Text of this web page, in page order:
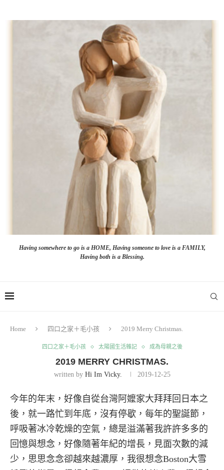
Having somewhere to go is a HOME, Having someone to love is a FAMILY,
Having both is a Blessing.
Home 四口之家＋毛小孩 2019 Merry Christmas.
四口之家＋毛小孩 太陽國生活雜記 成為母親之後
2019 MERRY CHRISTMAS.
written by Hi Im Vicky. 2019-12-25
今年的年末，好像自從台灣阿嬤家大拜拜回日本之
後，就一路忙到年底，沒有停歇，每年的聖誕節，
呼吸著冰冷乾燥的空氣，總是溢滿著我許許多多的
回憶與想念，好像隨著年紀的增長，見面次數的減
少，思思念念卻越來越濃厚，我很想念Boston大雪